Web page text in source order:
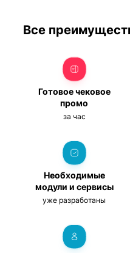
Все
Готовое чековое
промо
за час
Необходимые
модули и сервисы
уже разработаны